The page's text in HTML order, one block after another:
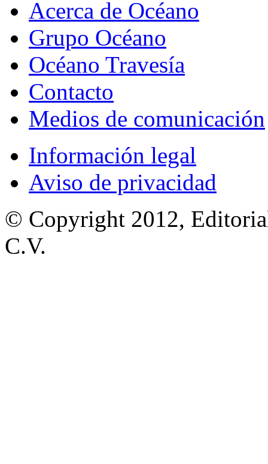
Acerca de Océano
Grupo Océano
Océano Travesía
Contacto
Medios de comunicación
Información legal
Aviso de privacidad
© Copyright 2012,
C.V.